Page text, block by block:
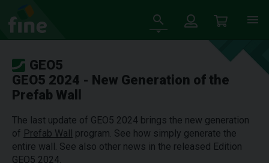
GEO5
GEO5 2024 - New Generation of the
Prefab Wall
The last update of GEO5 2024 brings the new generation
of Prefab Wall program. See how simply generate the
entire wall. See also other news in the released Edition
GEO5 2024.